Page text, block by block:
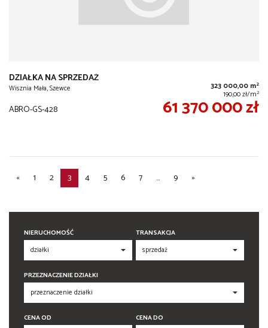
DZIAŁKA NA SPRZEDAŻ
Wisznia Mała, Szewce 323 000,00 m2
190,00 zł/m2
ABRO-GS-428 61 370 000 zł
« 1 2 3 4 5 6 7 ... 9 »
NIERUCHOMOŚĆ TRANSAKCJA
PRZEZNACZENIE DZIAŁKI
CENA OD CENA DO